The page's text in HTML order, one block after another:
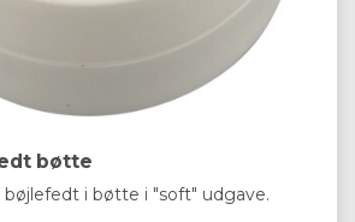
bøtte
bøjlefedt i bøtte i "soft" udgave.